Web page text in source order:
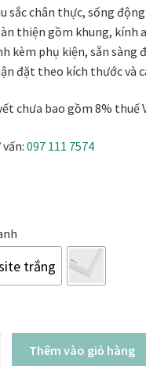
cấpTranh tặng tân gia
tườngƯU ĐÃI Vận
sắc chân thực, sống
thiện gồm khung, kính
kèm phụ kiện, sẵn sàng
đặt theo kích thước và
chưa bao gồm 8% thuế
097 111 7574
trắng
Thêm vào giỏ hàng